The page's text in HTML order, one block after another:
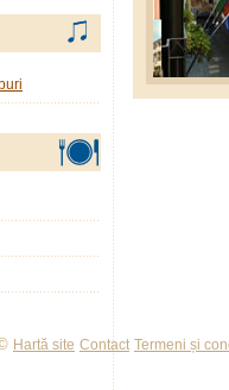
Hartă site Contact Termeni și